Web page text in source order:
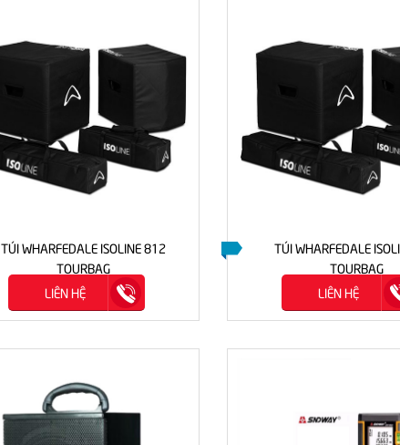
TÚI WHARFEDALE ISOLINE 812
TOURBAG
LIÊN HỆ
TÚI WHARFEDALE
TOURBAG
LIÊN HỆ